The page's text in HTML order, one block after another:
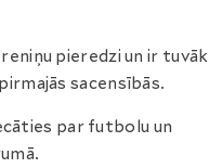
pieredzi un ir tuvāk
sacensībās.
par futbolu un